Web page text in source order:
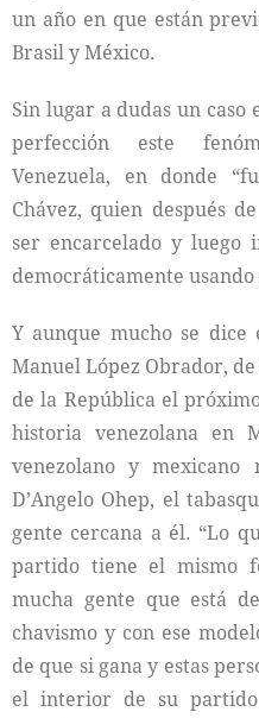
un año en que están
Brasil y México.
Sin lugar a dudas un
perfección este
Venezuela, en donde
Chávez, quien después
ser encarcelado y luego
democráticamente usando
Y aunque mucho se
Manuel López Obrador,
de la República el
historia venezolana en
venezolano y mexicano
D’Angelo Ohep, el
gente cercana a él. “Lo
partido tiene el mismo
mucha gente que está
chavismo y con ese
de que si gana y estas
el interior de su